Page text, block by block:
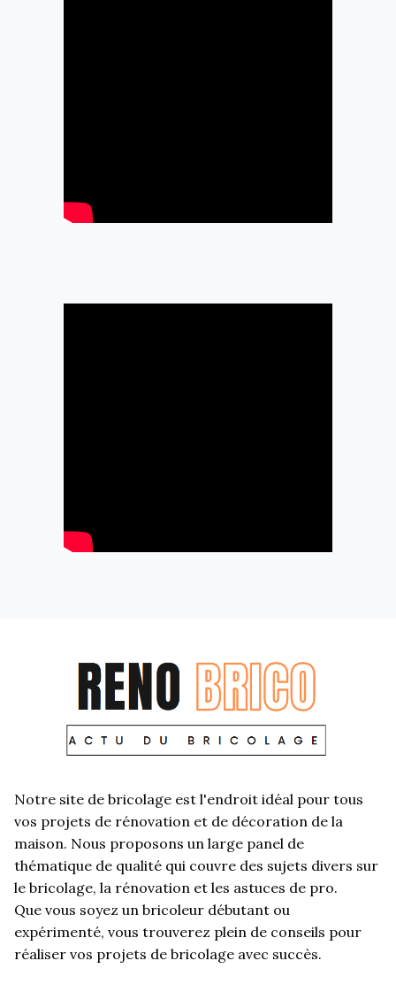
Notre site de bricolage est l'endroit idéal pour tous
vos projets de rénovation et de décoration de la
maison. Nous proposons un large panel de
thématique de qualité qui couvre des sujets divers sur
le bricolage, la rénovation et les astuces de pro.
Que vous soyez un bricoleur débutant ou
expérimenté, vous trouverez plein de conseils pour
réaliser vos projets de bricolage avec succès.